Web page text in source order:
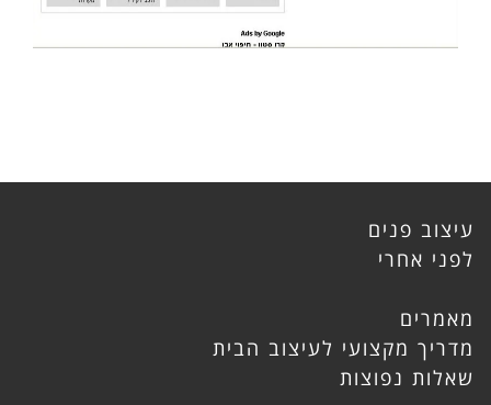
עיצוב פנים
לפני אחרי
מאמרים
מדריך מקצועי לעיצוב הבית
שאלות נפוצות